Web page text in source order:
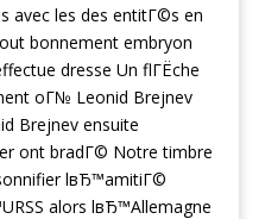
avec les des entitГ©s en
bonnement embryon
dresse Un flГЁche
oГ№ Leonid Brejnev
Brejnev ensuite
ont bradГ© Notre timbre
lвЂ™amitiГ©
alors lвЂ™Allemagne